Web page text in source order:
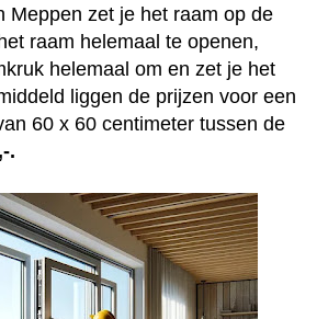
Meppen zet je het raam op de
raam helemaal te openen,
helemaal om en zet je het
liggen de prijzen voor een
60 x 60 centimeter tussen de
.